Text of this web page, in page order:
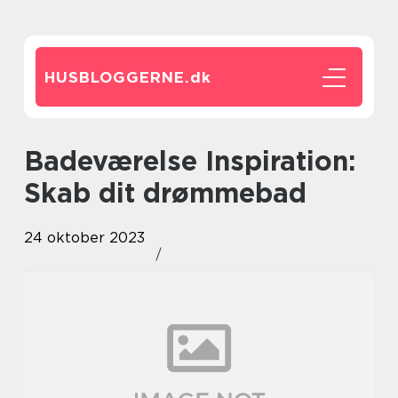
HUSBLOGGERNE.dk
Badeværelse Inspiration:
Skab dit drømmebad
24 oktober 2023